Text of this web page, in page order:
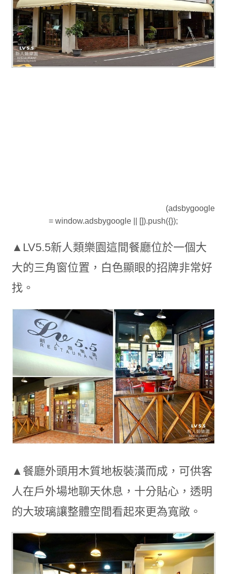
(adsbygoogle
= window.adsbygoogle || []).push({});
▲LV5.5新人類樂園這間餐廳位於一個大
大的三角窗位置，白色顯眼的招牌非常好
找。
▲餐廳外頭用木質地板裝潢而成，可供客
人在戶外場地聊天休息，十分貼心，透明
的大玻璃讓整體空間看起來更為寬敞。